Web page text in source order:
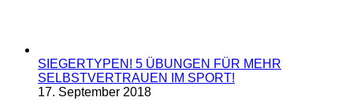
SIEGERTYPEN! 5 ÜBUNGEN FÜR MEHR
SELBSTVERTRAUEN IM SPORT!
17. September 2018